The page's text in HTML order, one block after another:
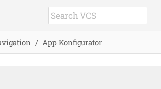
App Konfigurator